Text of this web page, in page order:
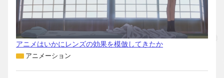
アニメはいかにレンズの効果を模倣してきたか
アニメーション